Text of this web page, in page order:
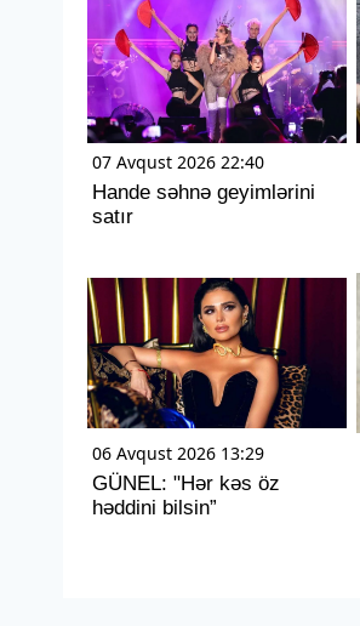
07 Avqust 2026 22:40
Hande səhnə geyimlərini
satır
06 Avqust 2026 13:29
GÜNEL: "Hər kəs öz
həddini bilsin”